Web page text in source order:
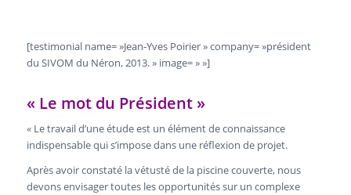
[testimonial name= »Jean-Yves Poirier » company= »président
du SIVOM du Néron, 2013. » image= » »]
« Le mot du Président »
« Le travail d’une étude est un élément de connaissance
indispensable qui s’impose dans une réflexion de projet.
Après avoir constaté la vétusté de la piscine couverte, nous
devons envisager toutes les opportunités sur un complexe